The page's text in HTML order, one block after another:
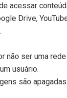
acessar
Drive,
não ser uma
usuário.
são